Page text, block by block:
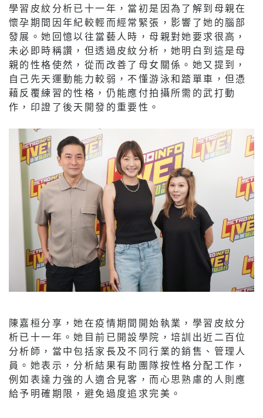
學習皮紋分析已十一年，當初是因為了解到母親在
懷孕期間因年紀較輕而經常緊張，影響了她的腦部
發展。她回憶以往當藝人時，母親對她要求很高，
未必即時稱讚，但透過皮紋分析，她明白到這是母
親的性格使然，從而改善了母女關係。她又提到，
自己先天運動能力較弱，不懂游泳和踏單車，但憑
藉反覆練習的性格，仍能應付拍攝所需的武打動
作，印證了後天開發的重要性。
陳嘉桓分享，她在疫情期間開始執業，學習皮紋分
析已十一年。她目前已開設學院，培訓出近二百位
分析師，當中包括家長及不同行業的銷售、管理人
員。她表示，分析結果有助團隊按性格分配工作，
例如表達力強的人適合見客，而心思熟慮的人則應
給予明確期限，避免過度追求完美。